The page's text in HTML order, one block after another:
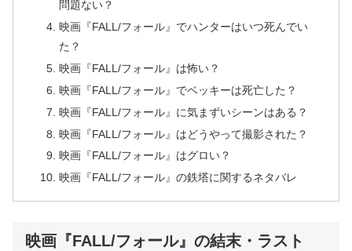
問題ない？
映画『FALL/フォール』でハンターはいつ死んでい
た？
映画『FALL/フォール』は怖い？
映画『FALL/フォール』でベッキーは死亡した？
映画『FALL/フォール』に気まずいシーンはある？
映画『FALL/フォール』はどうやって撮影された？
映画『FALL/フォール』はグロい？
映画『FALL/フォール』の鉄塔に関するネタバレ
映画『FALL/フォール』の結末・ラスト